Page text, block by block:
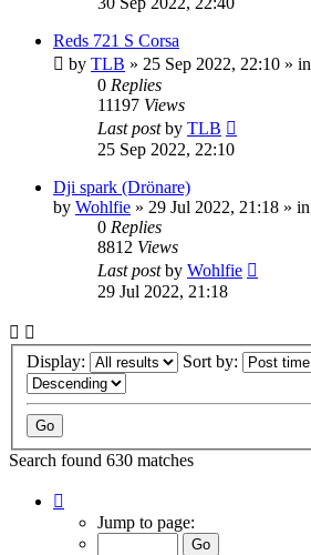
Reds 721 S Corsa
by TLB » 25 Sep 2022, 22:10 » in
0 Replies
11197 Views
Last postby TLB
25 Sep 2022, 22:10
Dji spark (Drönare)
by Wohlfie » 29 Jul 2022, 21:18 » in
0 Replies
8812 Views
Last postby Wohlfie
29 Jul 2022, 21:18
Display: Sort by:
Search found 630 matches
Jump to page: